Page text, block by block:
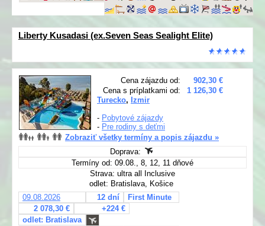
Liberty Kusadasi (ex.Seven Seas Sealight Elite)
Cena zájazdu od:
902,30 €
Cena s príplatkami od:
1 126,30 €
Turecko, Izmir
- Pobytové zájazdy
- Pre rodiny s deťmi
Zobraziť všetky termíny a popis zájazdu »
Doprava:
Termíny od: 09.08., 8, 12, 11 dňové
Strava: ultra all Inclusive
odlet: Bratislava, Košice
09.08.2026
12 dní
First Minute
2 078,30 €
+224 €
odlet: Bratislava